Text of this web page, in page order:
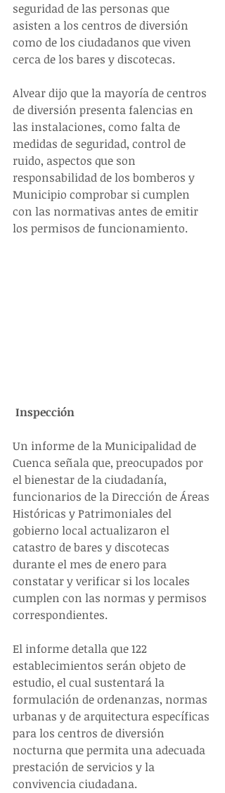
seguridad de las personas que
asisten a los centros de diversión
como de los ciudadanos que viven
cerca de los bares y discotecas.
Alvear dijo que la mayoría de centros
de diversión presenta falencias en
las instalaciones, como falta de
medidas de seguridad, control de
ruido, aspectos que son
responsabilidad de los bomberos y
Municipio comprobar si cumplen
con las normativas antes de emitir
los permisos de funcionamiento.
Inspección
Un informe de la Municipalidad de
Cuenca señala que, preocupados por
el bienestar de la ciudadanía,
funcionarios de la Dirección de Áreas
Históricas y Patrimoniales del
gobierno local actualizaron el
catastro de bares y discotecas
durante el mes de enero para
constatar y verificar si los locales
cumplen con las normas y permisos
correspondientes.
El informe detalla que 122
establecimientos serán objeto de
estudio, el cual sustentará la
formulación de ordenanzas, normas
urbanas y de arquitectura específicas
para los centros de diversión
nocturna que permita una adecuada
prestación de servicios y la
convivencia ciudadana.